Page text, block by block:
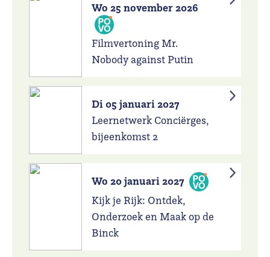
Wo 25 november 2026
Filmvertoning Mr.
Nobody against Putin
Di 05 januari 2027
Leernetwerk Conciërges,
bijeenkomst 2
Wo 20 januari 2027
Kijk je Rijk: Ontdek,
Onderzoek en Maak op de
Binck